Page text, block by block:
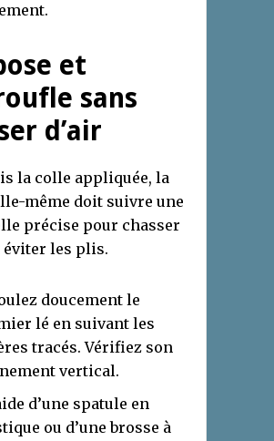
et
sans
d’air
la colle appliquée, la
même doit suivre une
précise pour chasser
éviter les plis.
doucement le
lé en suivant les
tracés. Vérifiez son
vertical.
d’une spatule en
ou d’une brosse à